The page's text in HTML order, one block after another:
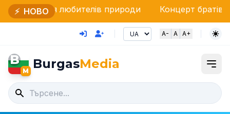
⚡ НОВОприроди Концерт братів Аргірових
A- A A+
B
M BurgasMedia